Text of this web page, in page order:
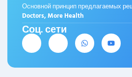
Основной принцип предлагаемых
Doctors, More Health
Соц. сети